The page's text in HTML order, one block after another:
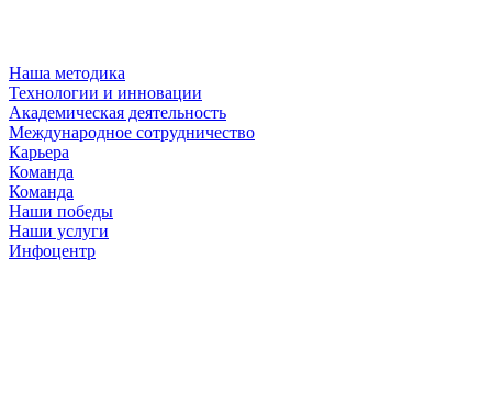
Наша методика
Технологии и инновации
Академическая деятельность
Международное сотрудничество
Карьера
Команда
Команда
Наши победы
Наши услуги
Инфоцентр